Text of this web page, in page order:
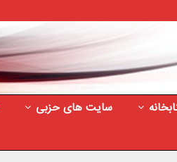
سایت های حزبی